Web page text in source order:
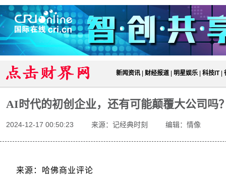
新闻资讯 财经报道 明星娱乐 科技IT|
AI时代的初创企业，还有可能颠覆大公司吗
2024-12-17 00:50:23 来源：记经典时刻 编辑：情像
来源：哈佛商业评论